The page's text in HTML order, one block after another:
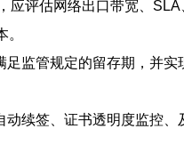
评估网络出口带宽、
监管规定的留存期，并
续签、证书透明度监控